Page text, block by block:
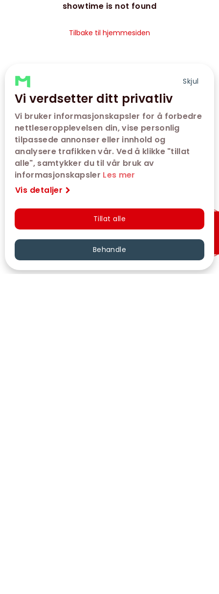
Skjul
Vi verdsetter ditt privatliv
Vi bruker informasjonskapsler for å forbedre
nettleseropplevelsen din, vise personlig
tilpassede annonser eller innhold og
analysere trafikken vår. Ved å klikke "tillat
alle", samtykker du til vår bruk av
informasjonskapsler Les mer
Vis detaljer
Tillat alle
Behandle
showtime is not found
Tilbake til hjemmesiden
Hurtigkjøp